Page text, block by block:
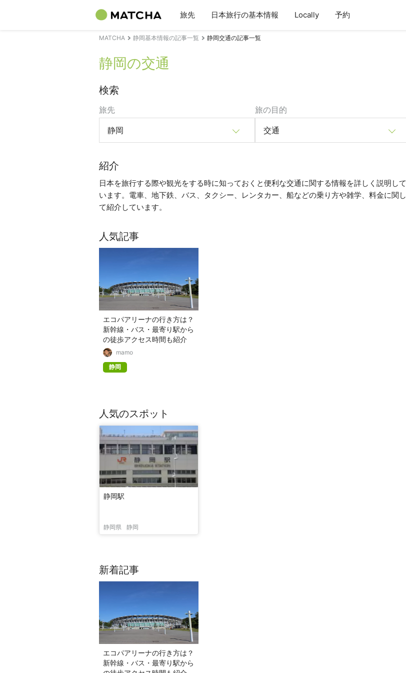
旅先 日本旅行の基本情報 Locally 予約
MATCHA 静岡基本情報の記事一覧 静岡交通の記事一覧
静岡の交通
検索
旅先
静岡
旅の目的
交通
紹介
日本を旅行する際や観光をする時に知っておくと便利な交通に関する情報を詳しく説明して
います。電車、地下鉄、バス、タクシー、レンタカー、船などの乗り方や雑学、料金に関し
て紹介しています。
人気記事
エコパアリーナの行き方は？
新幹線・バス・最寄り駅から
の徒歩アクセス時間も紹介
mamo
静岡
人気のスポット
静岡駅
静岡県 静岡
新着記事
エコパアリーナの行き方は？
新幹線・バス・最寄り駅から